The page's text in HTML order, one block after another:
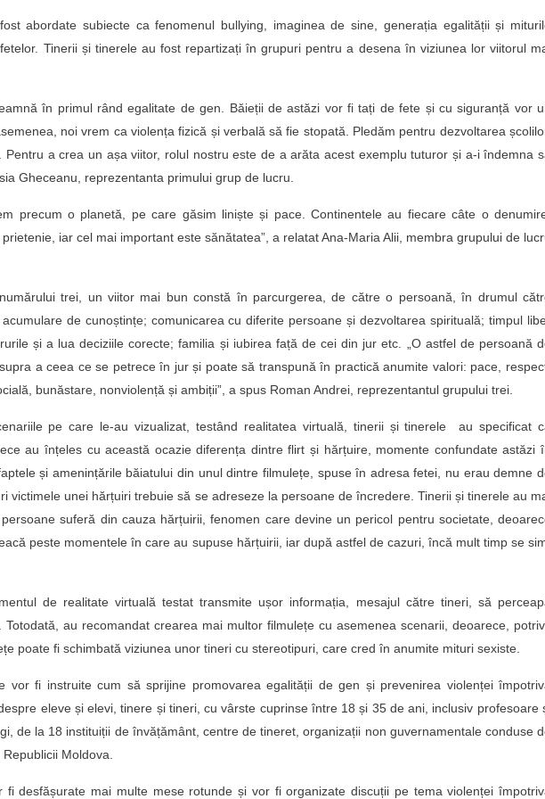
abordate subiecte ca fenomenul bullying, imaginea de sine, generația egalității și
Tinerii și tinerele au fost repartizați în grupuri pentru a desena în viziunea lor viitorul
în primul rând egalitate de gen. Băieții de astăzi vor fi tați de fete și cu siguranță vor
noi vrem ca violența fizică și verbală să fie stopată. Pledăm pentru dezvoltarea
a crea un așa viitor, rolul nostru este de a arăta acest exemplu tuturor și a-i îndemna
Gheceanu, reprezentanta primului grup de lucru.
precum o planetă, pe care găsim liniște și pace. Continentele au fiecare câte o
iar cel mai important este sănătatea”, a relatat Ana-Maria Alii, membra grupului de
trei, un viitor mai bun constă în parcurgerea, de către o persoană, în drumul
de cunoștințe; comunicarea cu diferite persoane și dezvoltarea spirituală; timpul
și a lua deciziile corecte; familia și iubirea față de cei din jur etc. „O astfel de persoană
a ceea ce se petrece în jur și poate să transpună în practică anumite valori: pace,
bunăstare, nonviolență și ambiții”, a spus Roman Andrei, reprezentantul grupului trei.
pe care le-au vizualizat, testând realitatea virtuală, tinerii și tinerele au specificat
au înțeles cu această ocazie diferența dintre flirt și hărțuire, momente confundate astăzi
și amenințările băiatului din unul dintre filmulețe, spuse în adresa fetei, nu erau demne
victimele unei hărțuiri trebuie să se adreseze la persoane de încredere. Tinerii și tinerele au
suferă din cauza hărțuirii, fenomen care devine un pericol pentru societate,
peste momentele în care au supuse hărțuirii, iar după astfel de cazuri, încă mult timp se
de realitate virtuală testat transmite ușor informația, mesajul către tineri, să
au recomandat crearea mai multor filmulețe cu asemenea scenarii, deoarece,
poate fi schimbată viziunea unor tineri cu stereotipuri, care cred în anumite mituri sexiste.
vor fi instruite cum să sprijine promovarea egalității de gen și prevenirea violenței
eleve și elevi, tinere și tineri, cu vârste cuprinse între 18 și 35 de ani, inclusiv profesoare
de la 18 instituiții de învățământ, centre de tineret, organizații non guvernamentale conduse
Moldova.
desfășurate mai multe mese rotunde și vor fi organizate discuții pe tema violenței